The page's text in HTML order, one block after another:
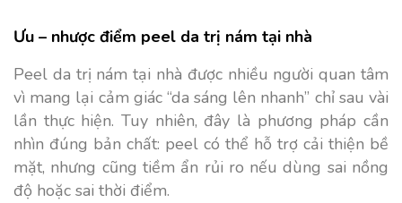
Ưu – nhược điểm peel da trị nám tại nhà
Peel da trị nám tại nhà được nhiều người quan tâm
vì mang lại cảm giác “da sáng lên nhanh” chỉ sau vài
lần thực hiện. Tuy nhiên, đây là phương pháp cần
nhìn đúng bản chất: peel có thể hỗ trợ cải thiện bề
mặt, nhưng cũng tiềm ẩn rủi ro nếu dùng sai nồng
độ hoặc sai thời điểm.